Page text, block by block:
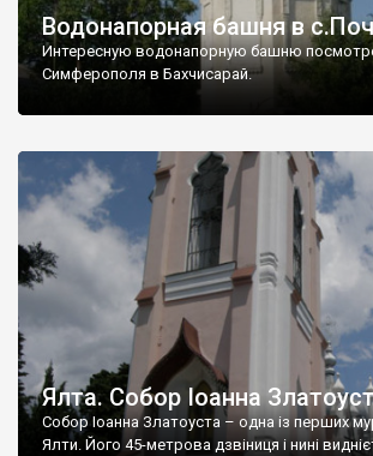
Водонапорная башня в
Интересную водонапорную башню
Симферополя в Бахчисарай.
Ялта. Собор Іоанна
Собор Іоанна Златоуста – одна із перших
Ялти. Його 45-метрова дзвіниця і нині